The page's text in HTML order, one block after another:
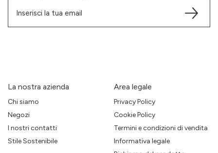
La nostra azienda
Chi siamo
Negozi
I nostri contatti
Stile Sostenibile
Area legale
Privacy Policy
Cookie Policy
Termini e condizioni di vendita
Informativa legale